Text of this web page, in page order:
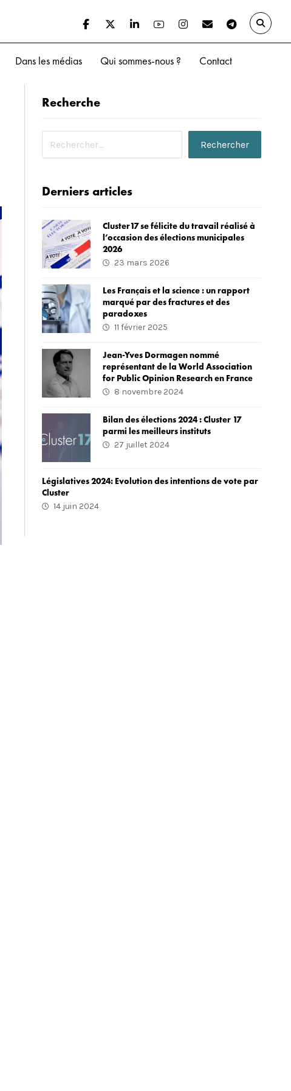
Dans les médias Qui sommes-nous ? Contact
Recherche
Derniers articles
Cluster17 se félicite du travail réalisé à
l’occasion des élections municipales
2026
23 mars 2026
Les Français et la science : un rapport
marqué par des fractures et des
paradoxes
11 février 2025
Jean-Yves Dormagen nommé
représentant de la World Association
for Public Opinion Research en France
8 novembre 2024
Bilan des élections 2024 : Cluster 17
parmi les meilleurs instituts
27 juillet 2024
Législatives 2024: Evolution des intentions de vote par
Cluster
14 juin 2024